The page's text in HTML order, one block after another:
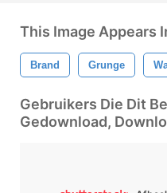
This Image Appears
Brand Grunge
Gebruikers Die Dit
Gedownload,